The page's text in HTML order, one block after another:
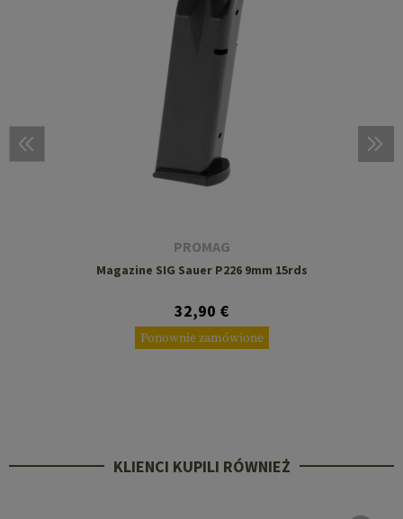
PROMAG
Magazine SIG Sauer P226 9mm 15rds
32,90 €
Ponownie zamówione
KLIENCI KUPILI RÓWNIEŻ